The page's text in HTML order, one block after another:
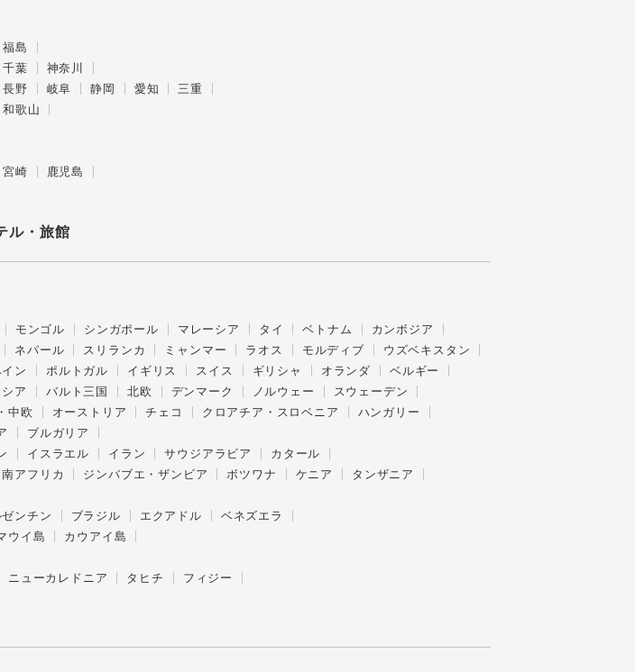
福島
千葉
神奈川
長野 岐阜 静岡 愛知
三重
和歌山
宮崎
鹿児島
ル・旅館
モンゴル シンガポール マレーシア タイ ベトナム
カンボジア
ネパール スリランカ ミャンマー ラオス モルディブ
ウズベキスタン
ン ポルトガル イギリス スイス ギリシャ オランダ
ベルギー
シア バルト三国 北欧 デンマーク ノルウェー
スウェーデン
中欧 オーストリア チェコ クロアチア・スロベニア
ハンガリー
ブルガリア
イスラエル イラン サウジアラビア
カタール
南アフリカ ジンバブエ・ザンビア ボツワナ ケニア
タンザニア
ゼンチン ブラジル エクアドル
ベネズエラ
ウイ島
カウアイ島
ニューカレドニア タヒチ フィジー